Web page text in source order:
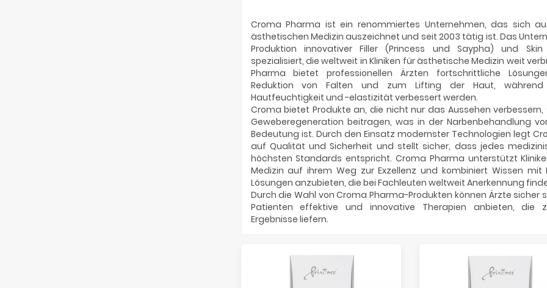
Croma Pharma ist ein renommiertes Unternehmen, das sich
ästhetischen Medizin auszeichnet und seit 2003 tätig ist. Das
Produktion innovativer Filler (Princess und Saypha) und Skin
spezialisiert, die weltweit in Kliniken für ästhetische Medizin weit
Pharma bietet professionellen Ärzten fortschrittliche
Reduktion von Falten und zum Lifting der Haut,
Hautfeuchtigkeit und -elastizität verbessert werden.
Croma bietet Produkte an, die nicht nur das Aussehen
Geweberegeneration beitragen, was in der Narbenbehandlung
Bedeutung ist. Durch den Einsatz modernster Technologien legt
auf Qualität und Sicherheit und stellt sicher, dass jedes
höchsten Standards entspricht. Croma Pharma unterstützt
Medizin auf ihrem Weg zur Exzellenz und kombiniert Wissen mit
Lösungen anzubieten, die bei Fachleuten weltweit Anerkennung
Durch die Wahl von Croma Pharma-Produkten können Ärzte sicher
Patienten effektive und innovative Therapien anbieten, die
Ergebnisse liefern.